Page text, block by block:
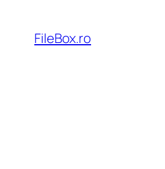
content
FileBox.ro